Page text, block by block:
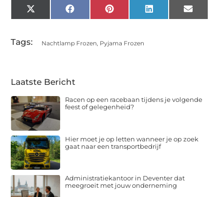
X
(Twitter)
FacebookPinterestLinkedInEmail
Tags: Nachtlamp Frozen, Pyjama Frozen
Laatste Bericht
Racen op een racebaan tijdens je volgende
feest of gelegenheid?
Hier moet je op letten wanneer je op zoek
gaat naar een transportbedrijf
Administratiekantoor in Deventer dat
meegroeit met jouw onderneming